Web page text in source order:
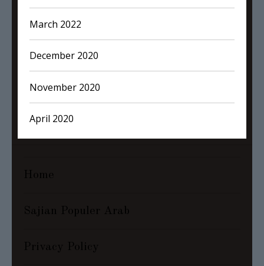
March 2022
December 2020
November 2020
April 2020
Home
Sajian Populer Arab
Privacy Policy